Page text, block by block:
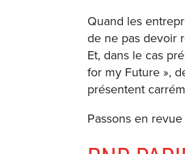
Quand les
de ne pas devoir
Et, dans le cas
for my Future »,
présentent
Passons en